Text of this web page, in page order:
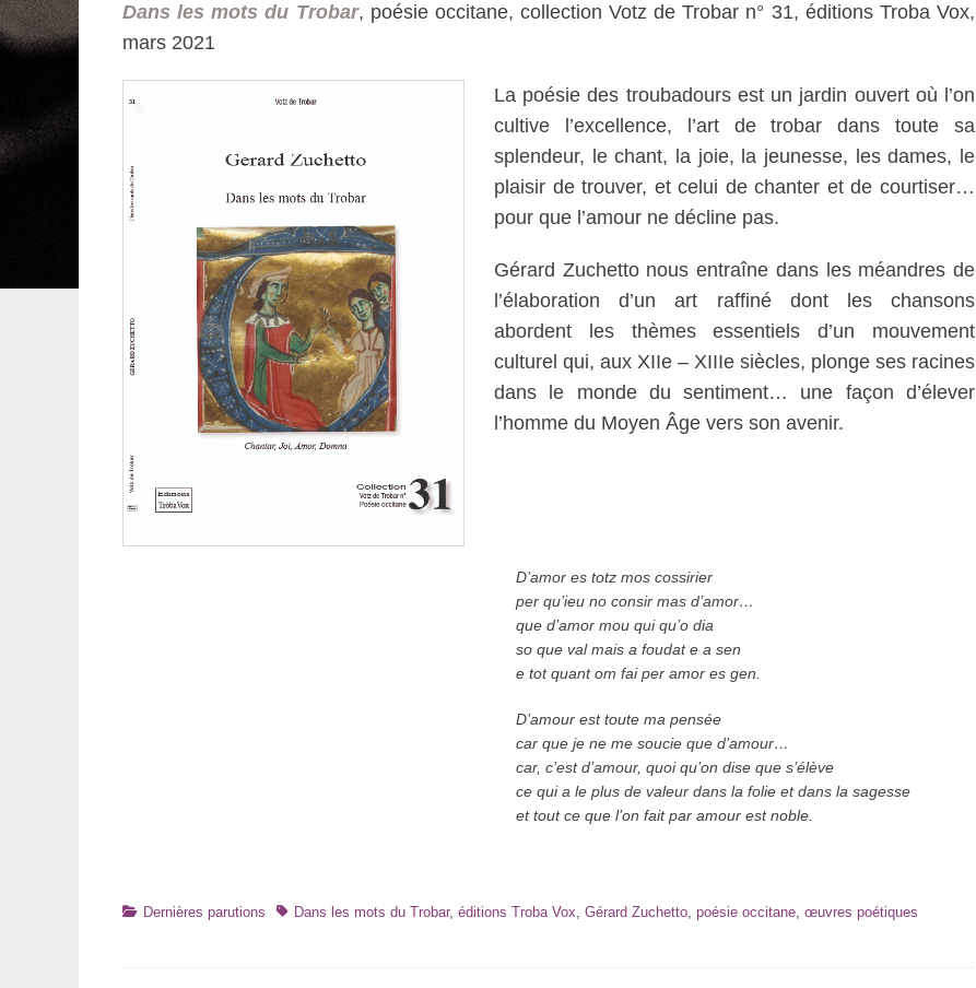
Dans les mots du Trobar, poésie occitane, collection Votz de Trobar n° 31, éditions Troba Vox,
mars 2021
La poésie des troubadours est un jardin ouvert où l’on
cultive l’excellence, l’art de trobar dans toute sa
splendeur, le chant, la joie, la jeunesse, les dames, le
plaisir de trouver, et celui de chanter et de courtiser…
pour que l’amour ne décline pas.
Gérard Zuchetto nous entraîne dans les méandres de
l’élaboration d’un art raffiné dont les chansons
abordent les thèmes essentiels d’un mouvement
culturel qui, aux XIIe – XIIIe siècles, plonge ses racines
dans le monde du sentiment… une façon d’élever
l’homme du Moyen Âge vers son avenir.
D’amor es totz mos cossirier
per qu’ieu no consir mas d’amor…
que d’amor mou qui qu’o dia
so que val mais a foudat e a sen
e tot quant om fai per amor es gen.
D’amour est toute ma pensée
car que je ne me soucie que d’amour…
car, c’est d’amour, quoi qu’on dise que s’élève
ce qui a le plus de valeur dans la folie et dans la sagesse
et tout ce que l’on fait par amour est noble.
Catégories
Dernières parutions TagsDans les mots du Trobar, éditions Troba Vox, Gérard Zuchetto, poésie occitane, œuvres poétiques